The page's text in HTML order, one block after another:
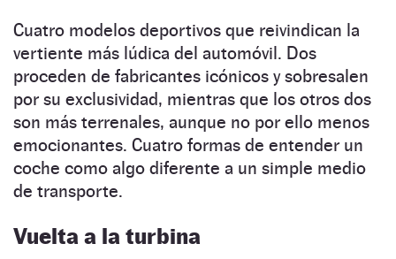
Cuatro modelos deportivos que reivindican la
vertiente más lúdica del automóvil. Dos
proceden de fabricantes icónicos y sobresalen
por su exclusividad, mientras que los otros dos
son más terrenales, aunque no por ello menos
emocionantes. Cuatro formas de entender un
coche como algo diferente a un simple medio
de transporte.
Vuelta a la turbina